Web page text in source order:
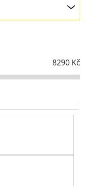
8290 Kč